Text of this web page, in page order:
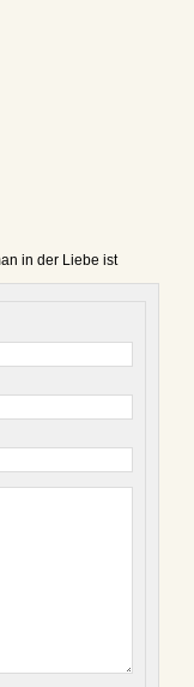
in der Liebe ist